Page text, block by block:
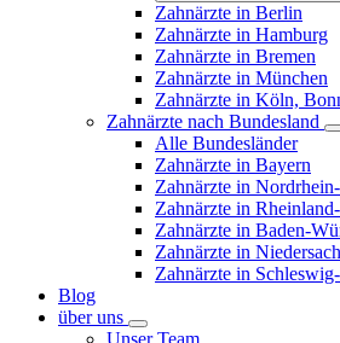
Zahnärzte in Berlin
Zahnärzte in Hamburg
Zahnärzte in Bremen
Zahnärzte in München
Zahnärzte in Köln,
Zahnärzte nach Bundesland
Alle Bundesländer
Zahnärzte in Bayern
Zahnärzte in
Zahnärzte in
Zahnärzte in Baden-
Zahnärzte in
Zahnärzte in
Blog
über uns
Unser Team